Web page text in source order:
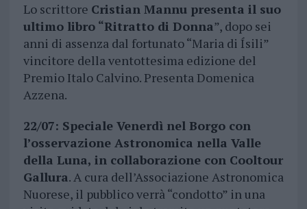
Lo scrittore Cristian Mannu presenta il suo
ultimo libro “Ritratto di Donna”, dopo sei
anni di assenza dal fortunato “Maria di Ísili”
vincitore della ventottesima edizione del
Premio Italo Calvino. Presenta Domenica
Azzena.
22/07: Speciale Venerdì nel Borgo con
l’osservazione Astronomica nella Valle
della Luna, in collaborazione con Cooltour
Gallura. A cura dell’Associazione Astronomica
Nuorese, il pubblico verrà “condotto” in una